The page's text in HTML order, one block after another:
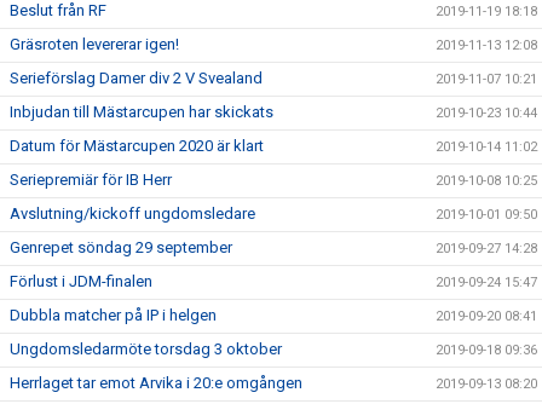
Beslut från RF 2019-11-19 18:18
Gräsroten levererar igen! 2019-11-13 12:08
Serieförslag Damer div 2 V Svealand 2019-11-07 10:21
Inbjudan till Mästarcupen har skickats 2019-10-23 10:44
Datum för Mästarcupen 2020 är klart 2019-10-14 11:02
Seriepremiär för IB Herr 2019-10-08 10:25
Avslutning/kickoff ungdomsledare 2019-10-01 09:50
Genrepet söndag 29 september 2019-09-27 14:28
Förlust i JDM-finalen 2019-09-24 15:47
Dubbla matcher på IP i helgen 2019-09-20 08:41
Ungdomsledarmöte torsdag 3 oktober 2019-09-18 09:36
Herrlaget tar emot Arvika i 20:e omgången 2019-09-13 08:20